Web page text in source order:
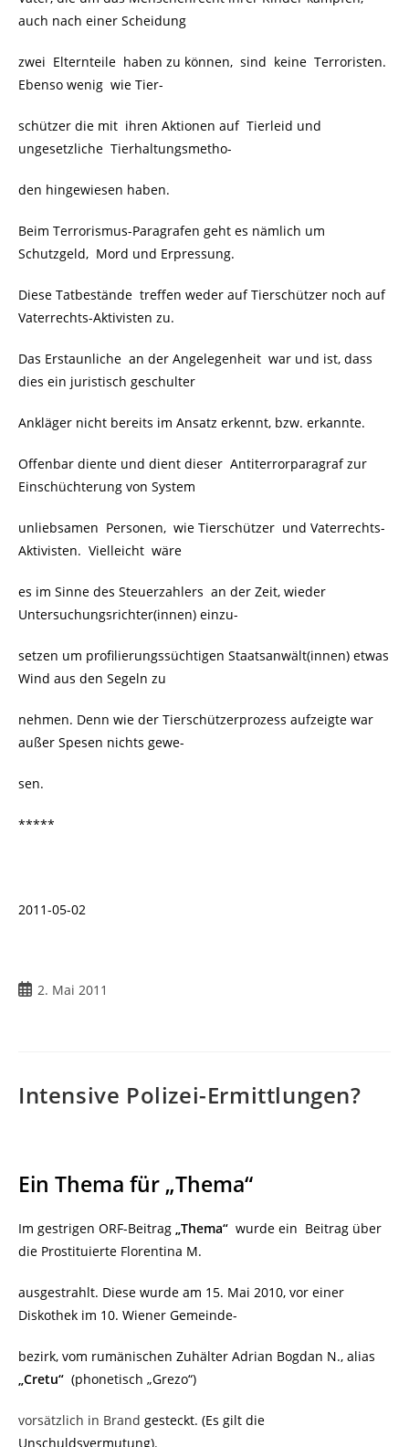
auch nach einer Scheidung
zwei Elternteile haben zu können, sind keine Terroristen.
Ebenso wenig wie Tier-
schützer die mit ihren Aktionen auf Tierleid und
ungesetzliche Tierhaltungsmetho-
den hingewiesen haben.
Beim Terrorismus-Paragrafen geht es nämlich um
Schutzgeld, Mord und Erpressung.
Diese Tatbestände treffen weder auf Tierschützer noch auf
Vaterrechts-Aktivisten zu.
Das Erstaunliche an der Angelegenheit war und ist, dass
dies ein juristisch geschulter
Ankläger nicht bereits im Ansatz erkennt, bzw. erkannte.
Offenbar diente und dient dieser Antiterrorparagraf zur
Einschüchterung von System
unliebsamen Personen, wie Tierschützer und Vaterrechts-
Aktivisten. Vielleicht wäre
es im Sinne des Steuerzahlers an der Zeit, wieder
Untersuchungsrichter(innen) einzu-
setzen um profilierungssüchtigen Staatsanwält(innen) etwas
Wind aus den Segeln zu
nehmen. Denn wie der Tierschützerprozess aufzeigte war
außer Spesen nichts gewe-
sen.
*****
2011-05-02
2. Mai 2011
Intensive Polizei-Ermittlungen?
Ein Thema für „Thema“
Im gestrigen ORF-Beitrag „Thema“ wurde ein Beitrag über
die Prostituierte Florentina M.
ausgestrahlt. Diese wurde am 15. Mai 2010, vor einer
Diskothek im 10. Wiener Gemeinde-
bezirk, vom rumänischen Zuhälter Adrian Bogdan N., alias
„Cretu“ (phonetisch „Grezo“)
vorsätzlich in Brand gesteckt. (Es gilt die
Unschuldsvermutung).